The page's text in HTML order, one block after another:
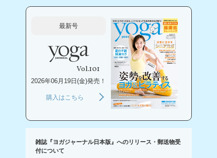
最新号
Vol.101
2026年06月19日(金)発売！
購入はこちら
雑誌『ヨガジャーナル日本版』へのリリース・郵送物受
付について